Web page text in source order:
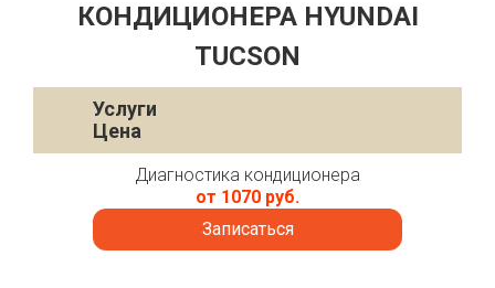
КОНДИЦИОНЕРА HYUNDAI
TUCSON
Услуги
Цена
Диагностика кондиционера
от 1070 руб.
Записаться